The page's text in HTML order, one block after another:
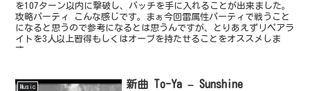
を107ターン以内に撃破し、バッチを手に入れることが出来ました。
攻略パーティ こんな感じです。まぁ今回雷属性パーティで戦うこと
になると思うので参考になるとは思うんですが、とりあえずリペアラ
イトを3人以上習得もしくはオーブを持たせることをオススメしま
す。
Music
新曲 To-Ya – Sunshine